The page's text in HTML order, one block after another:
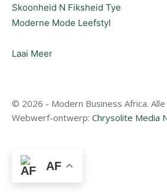
Skoonheid N Fiksheid Tye
Moderne Mode Leefstyl
Laai Meer
© 2026 - Modern Business Africa.
Webwerf-ontwerp: Chrysolite Media
AF